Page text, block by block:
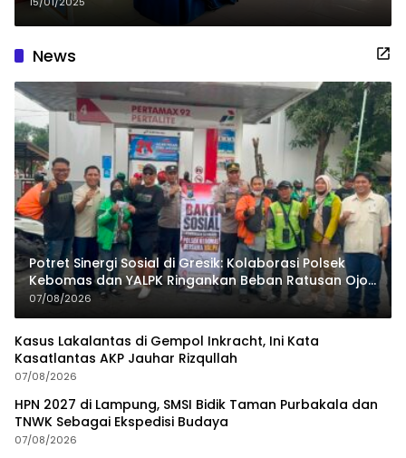
News
Potret Sinergi Sosial di Gresik: Kolaborasi Polsek
Kebomas dan YALPK Ringankan Beban Ratusan Ojol
dan Warga
07/08/2026
Kasus Lakalantas di Gempol Inkracht, Ini Kata
Kasatlantas AKP Jauhar Rizqullah
07/08/2026
HPN 2027 di Lampung, SMSI Bidik Taman Purbakala dan
TNWK Sebagai Ekspedisi Budaya
07/08/2026